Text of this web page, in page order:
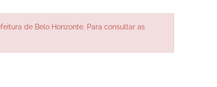
de Belo Horizonte. Para consultar as